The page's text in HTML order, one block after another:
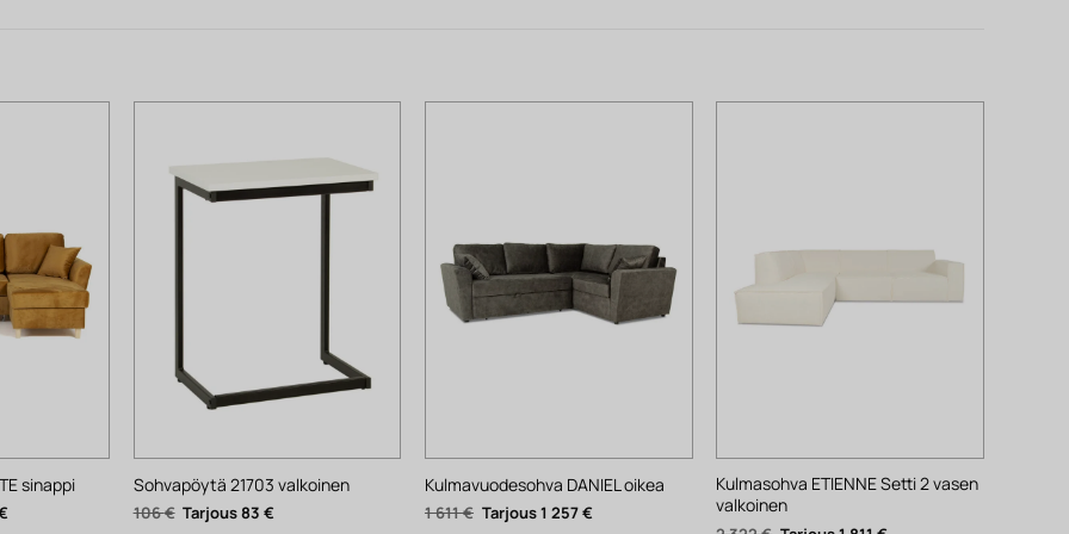
sinappi Sohvapöytä 21703 valkoinen
106€ Alkuperäinen
hinta
83€
Kulmavuodesohva DANIEL oikea
1 611€ Alkuperäinen
hinta
1 257€Nykyinen
hinta
Kulmasohva ETIENNE Setti 2 vasen
valkoinen